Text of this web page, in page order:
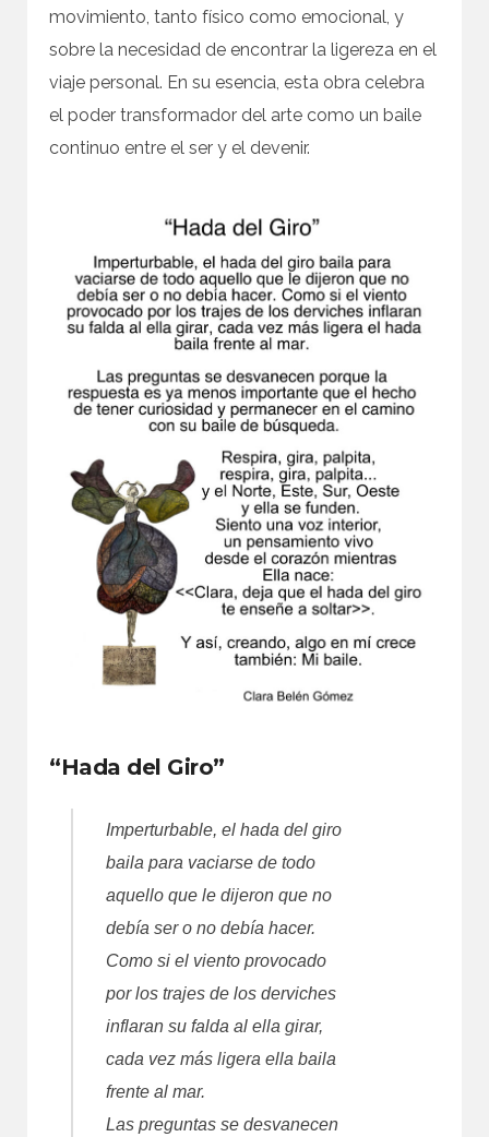
movimiento, tanto físico como emocional, y
sobre la necesidad de encontrar la ligereza en el
viaje personal. En su esencia, esta obra celebra
el poder transformador del arte como un baile
continuo entre el ser y el devenir.
“Hada del Giro”
Imperturbable, el hada del giro
baila para vaciarse de todo
aquello que le dijeron que no
debía ser o no debía hacer.
Como si el viento provocado
por los trajes de los derviches
inflaran su falda al ella girar,
cada vez más ligera ella baila
frente al mar.
Las preguntas se desvanecen